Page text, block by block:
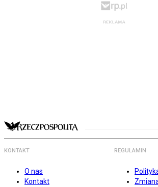
KONTAKT
O nas
Kontakt
REGULAMIN